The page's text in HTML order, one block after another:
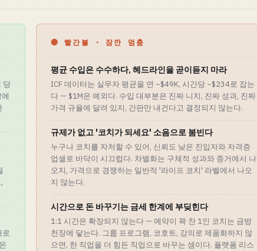
당
로
🔴 빨간불 · 잠깐 멈춤
평균 수입은 수수하다, 헤드라인을 곧이듣지 마라
ICF 데이터는 실무자 평균을 연 ~$49K, 시간당 ~$234로 잡는
다 — $1M은 예외다. 수입 대부분은 진짜 니치, 진짜 성과, 진짜
가격 규율에 달려 있지, 간판만 내건다고 결정되지 않는다.
규제가 없고 '코치가 되세요' 소음으로 붐빈다
누구나 코치를 자처할 수 있어, 신뢰도 낮은 진입자와 자격증
업셀로 바닥이 시끄럽다. 차별화는 구체적 성과와 증거에서 나
오지, 가격으로 경쟁하는 일반적 '라이프 코치' 라벨에서 나오
지 않는다.
시간으로 돈 바꾸기는 금세 한계에 부딪힌다
1:1 시간은 확장되지 않는다 — 예약이 꽉 찬 1인 코치는 금방
천장에 닿는다. 그룹 프로그램, 코호트, 강의로 제품화하지 않
으면, 한 직업을 더 힘든 직업으로 바꾸는 셈이다. 플랫폼 리스